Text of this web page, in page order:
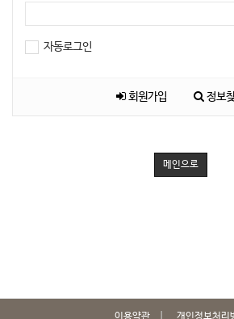
자동로그인
회원가입 정보
메인으로
이용약관 개인정보처리